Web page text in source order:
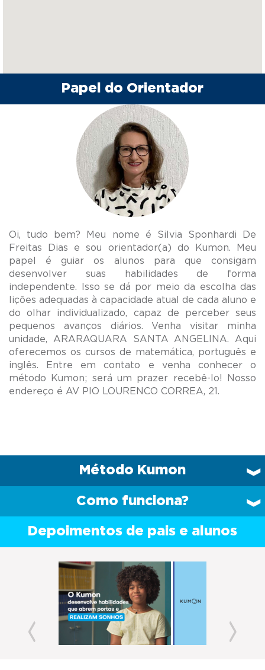
Papel do Orientador
Oi, tudo bem? Meu nome é Silvia Sponhardi De
Freitas Dias e sou orientador(a) do Kumon. Meu
papel é guiar os alunos para que consigam
desenvolver suas habilidades de forma
independente. Isso se dá por meio da escolha das
lições adequadas à capacidade atual de cada aluno e
do olhar individualizado, capaz de perceber seus
pequenos avanços diários. Venha visitar minha
unidade, ARARAQUARA SANTA ANGELINA. Aqui
oferecemos os cursos de matemática, português e
inglês. Entre em contato e venha conhecer o
método Kumon; será um prazer recebê-lo! Nosso
Método Kumon
Como funciona?
Depoimentos de pais e alunos
Previous